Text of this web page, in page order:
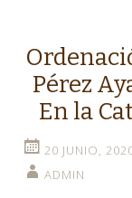
Pérez
En la
20 JUNIO,
ADMIN